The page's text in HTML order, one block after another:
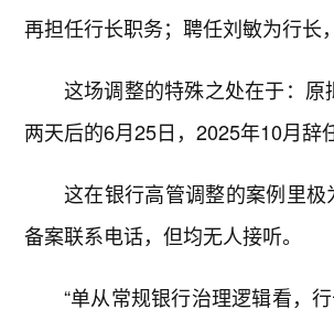
再担任行长职务；聘任刘敏为行长
这场调整的特殊之处在于：原
两天后的6月25日，2025年10月辞
这在银行高管调整的案例里
备案联系电话，但均无人接听。
“单从常规银行治理逻辑看，